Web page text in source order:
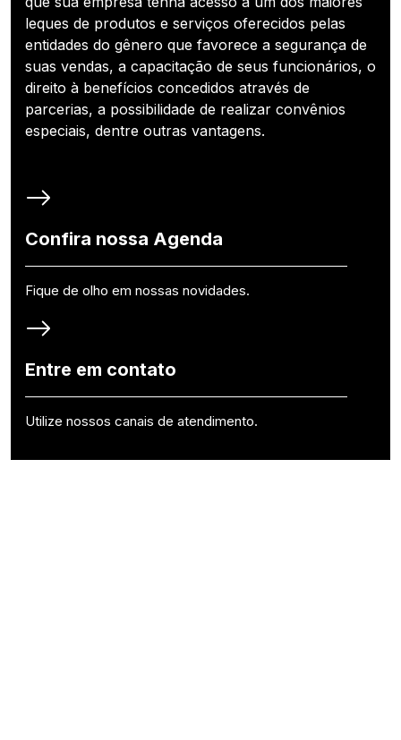
leques de produtos e serviços oferecidos pelas
entidades do gênero que favorece a segurança de
suas vendas, a capacitação de seus funcionários, o
direito à benefícios concedidos através de
parcerias, a possibilidade de realizar convênios
especiais, dentre outras vantagens.
Confira nossa Agenda
Fique de olho em nossas novidades.
Entre em contato
Utilize nossos canais de atendimento.